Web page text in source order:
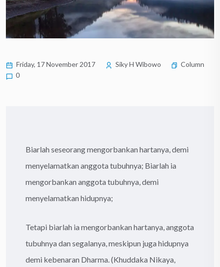
Friday, 17 November 2017 Siky H Wibowo
Column
0
Biarlah seseorang mengorbankan hartanya, demi
menyelamatkan anggota tubuhnya; Biarlah ia
mengorbankan anggota tubuhnya, demi
menyelamatkan hidupnya;
Tetapi biarlah ia mengorbankan hartanya, anggota
tubuhnya dan segalanya, meskipun juga hidupnya
demi kebenaran Dharma. (Khuddaka Nikaya,